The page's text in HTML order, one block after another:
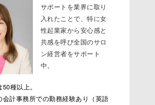
サポートを業界に取り
入れたことで、特に女
性起業家から安心感と
共感を呼び全国のサロ
ン経営者をサポート
中。
種以上。
計事務所での勤務経験あり（英語